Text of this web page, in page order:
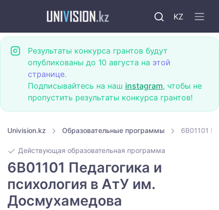
KZ
Результаты конкурса грантов будут
опубликованы до 10 августа на этой
странице.
Подписывайтесь на наш instagram, чтобы не
пропустить результаты конкурса грантов!
Univision.kz Образовательные программы 6B01101
Действующая образовательная программа
6B01101 Педагогика и
психология в АтУ им.
Досмухамедова